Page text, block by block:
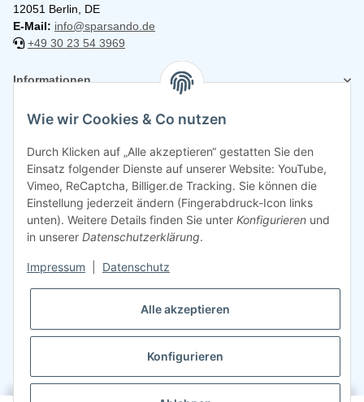
12051 Berlin, DE
E-Mail: info@sparsando.de
+49 30 23 54 3969
Informationen
Rechtliches
©2026Sparsando GmbHWebdesign mit ❤️ von LIST & SELL GmbH
Wie wir Cookies & Co nutzen
Durch Klicken auf „Alle akzeptieren“ gestatten Sie den
Einsatz folgender Dienste auf unserer Website: YouTube,
Vimeo, ReCaptcha, Billiger.de Tracking. Sie können die
Einstellung jederzeit ändern (Fingerabdruck-Icon links
unten). Weitere Details finden Sie unter Konfigurieren und
in unserer Datenschutzerklärung.
Impressum Datenschutz
Alle akzeptieren
Konfigurieren